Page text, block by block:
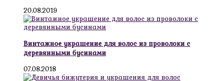
20.08.2019
Винтажное украшение для волос из проволоки с
деревянными бусинами
07.08.2018